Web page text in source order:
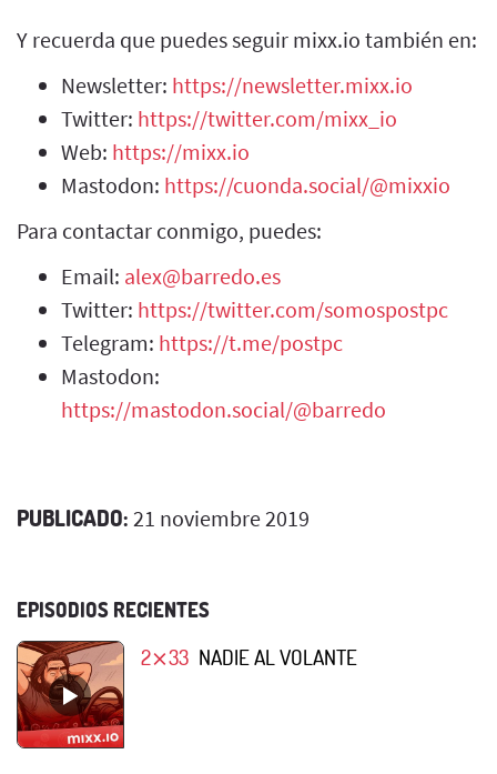
Y recuerda que puedes seguir mixx.io también en:
Newsletter: https://newsletter.mixx.io
Twitter: https://twitter.com/mixx_io
Web: https://mixx.io
Mastodon: https://cuonda.social/@mixxio
Para contactar conmigo, puedes:
Email: alex@barredo.es
Twitter: https://twitter.com/somospostpc
Telegram: https://t.me/postpc
Mastodon:
https://mastodon.social/@barredo
PUBLICADO: 21 noviembre 2019
EPISODIOS RECIENTES
2⨯33 NADIE AL VOLANTE